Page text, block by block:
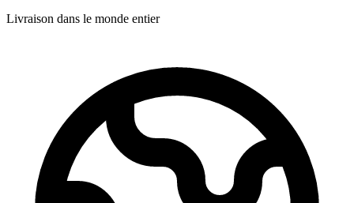
Livraison dans le monde entier